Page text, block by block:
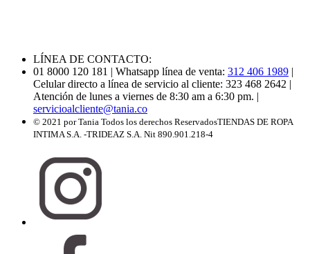
LÍNEA DE CONTACTO:
01 8000 120 181 | Whatsapp línea de venta: 312 406 1989 |
Celular directo a línea de servicio al cliente: 323 468 2642 |
Atención de lunes a viernes de 8:30 am a 6:30 pm. |
servicioalcliente@tania.co
© 2021 por Tania Todos los derechos ReservadosTIENDAS DE ROPA
INTIMA S.A. -TRIDEAZ S.A. Nit 890.901.218-4